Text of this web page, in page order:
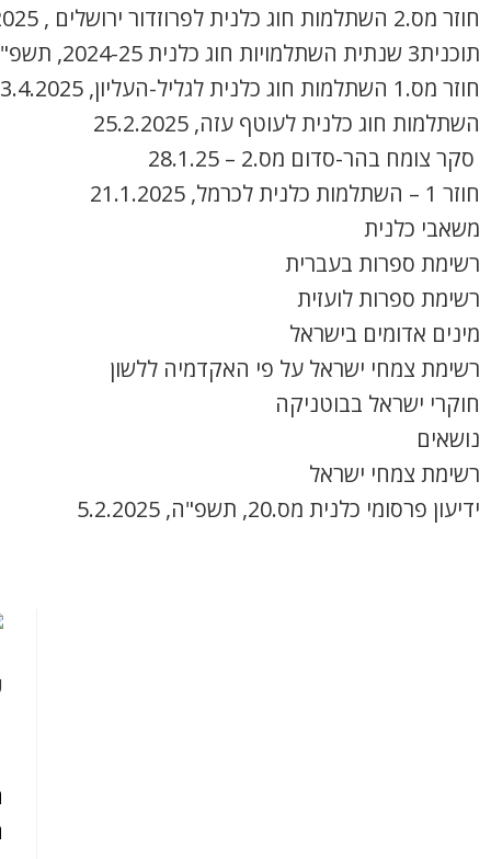
חוזר מס.2 השתלמות חוג כלנית לפרוזדור ירושלים , 8.4.2025
תוכנית3 שנתית השתלמויות חוג כלנית 2024-25, תשפ"ה
חוזר מס.1 השתלמות חוג כלנית לגליל-העליון, 3.4.2025
השתלמות חוג כלנית לעוטף עזה, 25.2.2025
סקר צומח בהר-סדום מס.2 – 28.1.25
חוזר 1 – השתלמות כלנית לכרמל, 21.1.2025
משאבי כלנית
רשימת ספרות בעברית
רשימת ספרות לועזית
מינים אדומים בישראל
רשימת צמחי ישראל על פי האקדמיה ללשון
חוקרי ישראל בבוטניקה
נושאים
רשימת צמחי ישראל
ידיעון פרסומי כלנית מס.20, תשפ"ה, 5.2.2025